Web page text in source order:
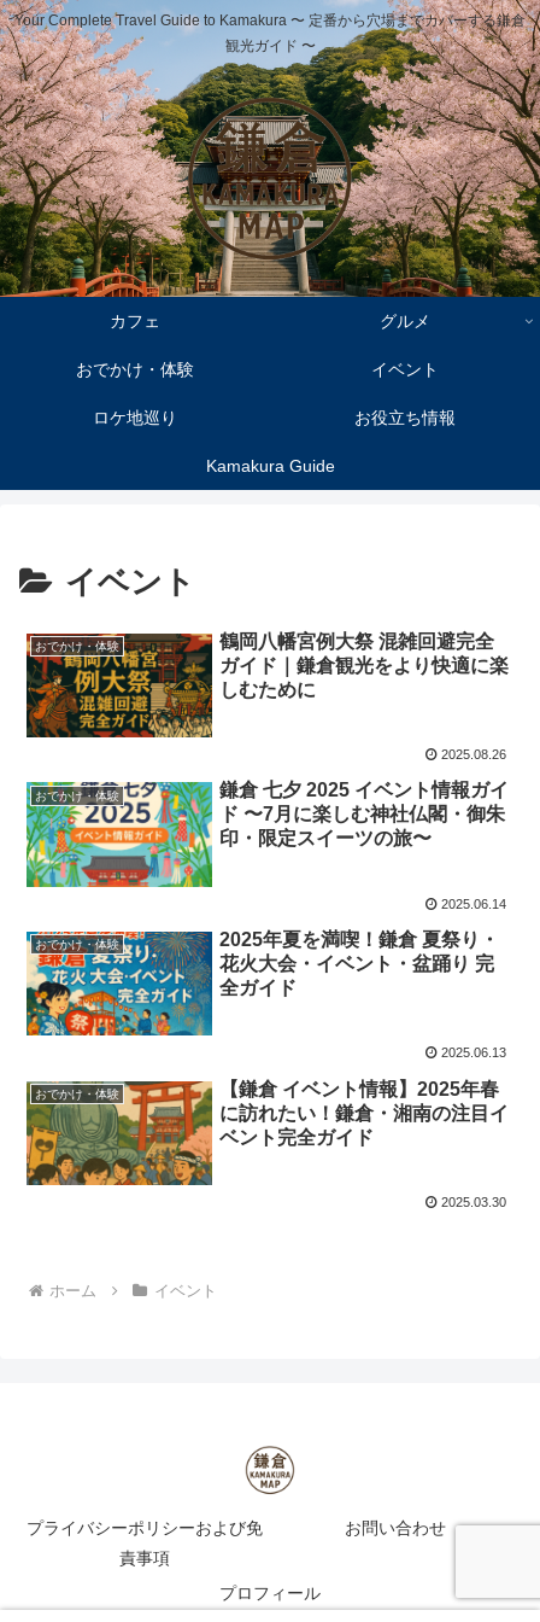
Your Complete Travel Guide to Kamakura 〜 定番から穴場までカバーする鎌倉
観光ガイド 〜
カフェ グルメ
おでかけ・体験 イベント
ロケ地巡り お役立ち情報
Kamakura Guide
イベント
おでかけ・体験
鶴岡八幡宮例大祭 混雑回避完全
ガイド｜鎌倉観光をより快適に楽
しむために
2025.08.26
おでかけ・体験
鎌倉 七夕 2025 イベント情報ガイ
ド 〜7月に楽しむ神社仏閣・御朱
印・限定スイーツの旅〜
2025.06.14
おでかけ・体験
2025年夏を満喫！鎌倉 夏祭り・
花火大会・イベント・盆踊り 完
全ガイド
2025.06.13
おでかけ・体験
【鎌倉 イベント情報】2025年春
に訪れたい！鎌倉・湘南の注目イ
ベント完全ガイド
2025.03.30
ホーム イベント
プライバシーポリシーおよび免
責事項
お問い合わせ
プロフィール